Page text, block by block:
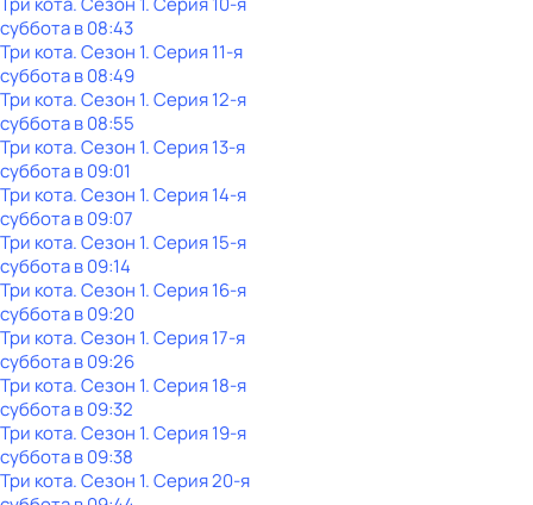
субботав08:43
Три кота. Сезон 1. Серия 11-я
субботав08:49
Три кота. Сезон 1. Серия 12-я
субботав08:55
Три кота. Сезон 1. Серия 13-я
субботав09:01
Три кота. Сезон 1. Серия 14-я
субботав09:07
Три кота. Сезон 1. Серия 15-я
субботав09:14
Три кота. Сезон 1. Серия 16-я
субботав09:20
Три кота. Сезон 1. Серия 17-я
субботав09:26
Три кота. Сезон 1. Серия 18-я
субботав09:32
Три кота. Сезон 1. Серия 19-я
субботав09:38
Три кота. Сезон 1. Серия 20-я